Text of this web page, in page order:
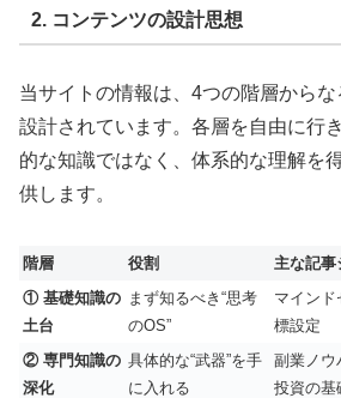
2. コンテンツの設計思想
当サイトの情報は、4つの階層から
設計されています。各層を自由に行
的な知識ではなく、体系的な理解を
供します。
階層 役割
主な記事
① 基礎知識の
土台
まず知るべき“思考
のOS”
マインド
標設定
② 専門知識の
深化
具体的な“武器”を手
に入れる
副業ノウ
投資の基